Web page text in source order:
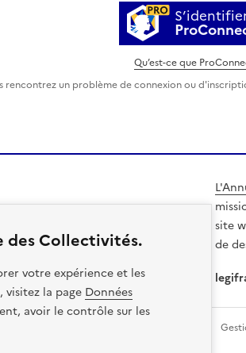
des Collectivités.
votre expérience et les
visitez la page Données
avoir le contrôle sur les
Qu’est-ce que
rencontrez un problème de connexion ou
site
de